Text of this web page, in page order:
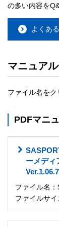
の多い内容を
よくあ
マニュア
ファイル名をク
PDFマニ
ーメディ
ファイル名
ファイルサ